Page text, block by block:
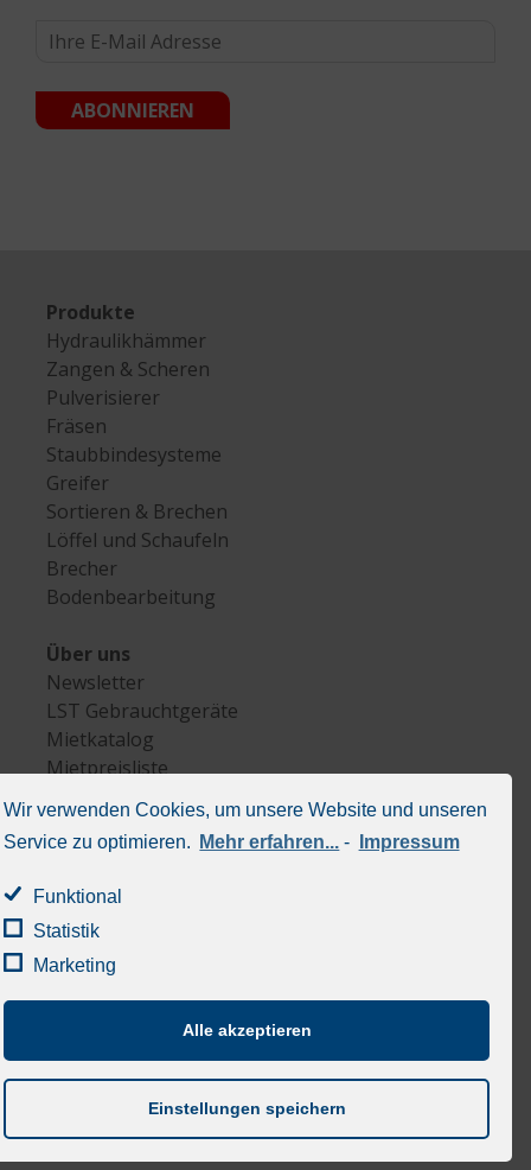
Wir verwenden Cookies, um unsere Website und unseren
Service zu optimieren.
Mehr erfahren... - Impressum
Funktional
Statistik
Marketing
Alle akzeptieren
Einstellungen speichern
Produkte
Hydraulikhämmer
Zangen & Scheren
Pulverisierer
Fräsen
Staubbindesysteme
Greifer
Sortieren & Brechen
Löffel und Schaufeln
Brecher
Bodenbearbeitung
Über uns
Newsletter
LST Gebrauchtgeräte
Mietkatalog
Mietpreisliste
LST Lieferprogramm
Allgemein
Allg. Mietbedingungen
Allg. Verkaufs- und Lieferbedingungen
Impressum
Datenschutz
Cookie policy (EU)
© 2023 - LST Group